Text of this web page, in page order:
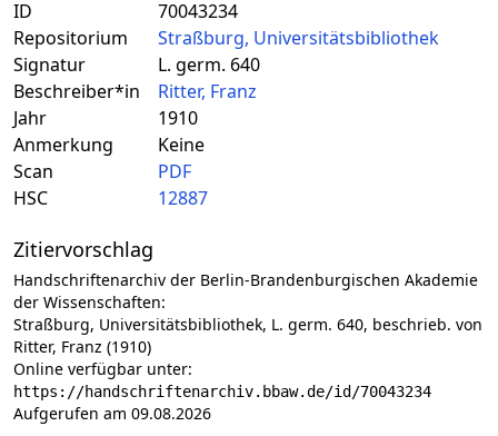
ID
70043234
Repositorium
Straßburg, Universitätsbibliothek
Signatur
L. germ. 640
Beschreiber*in
Ritter, Franz
Jahr
1910
Anmerkung
Keine
Scan
PDF
HSC
12887
Zitiervorschlag
Handschriftenarchiv der Berlin-Brandenburgischen Akademie
der Wissenschaften:
Straßburg, Universitätsbibliothek, L. germ. 640, beschrieb. von
Ritter, Franz (1910)
Online verfügbar unter:
https://handschriftenarchiv.bbaw.de/id/70043234
Aufgerufen am 09.08.2026